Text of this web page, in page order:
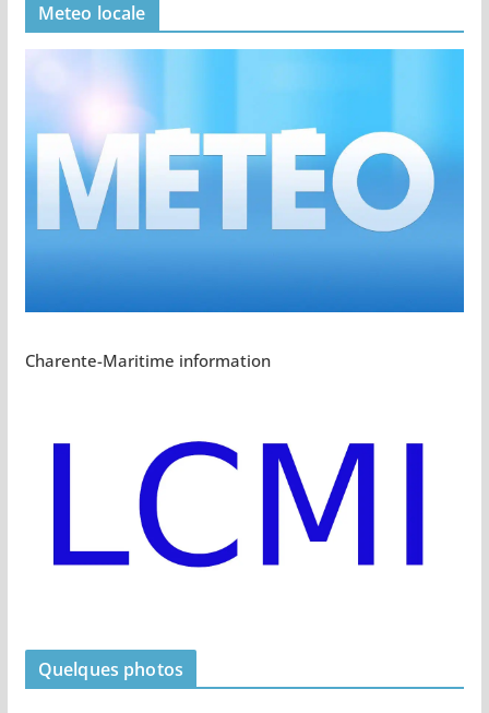
Meteo locale
Charente-Maritime information
Quelques photos